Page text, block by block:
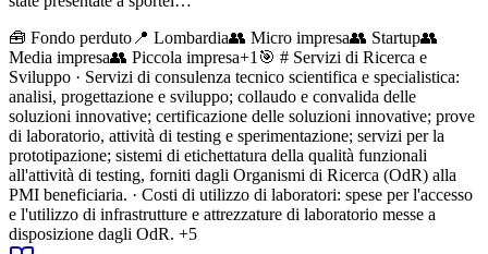
🧰 Fondo perduto 📍 Lombardia👥 Micro impresa👥 Startup👥
Media impresa👥 Piccola impresa+1 🎯 # Servizi di Ricerca e
Sviluppo · Servizi di consulenza tecnico scientifica e specialistica:
analisi, progettazione e sviluppo; collaudo e convalida delle
soluzioni innovative; certificazione delle soluzioni innovative; prove
di laboratorio, attività di testing e sperimentazione; servizi per la
prototipazione; sistemi di etichettatura della qualità funzionali
all'attività di testing, forniti dagli Organismi di Ricerca (OdR) alla
PMI beneficiaria. · Costi di utilizzo di laboratori: spese per l'accesso
e l'utilizzo di infrastrutture e attrezzature di laboratorio messe a
disposizione dagli OdR. +5